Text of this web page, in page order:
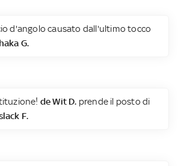
d'angolo causato dall'ultimo tocco
G.
de Wit D. prende il posto di
F.